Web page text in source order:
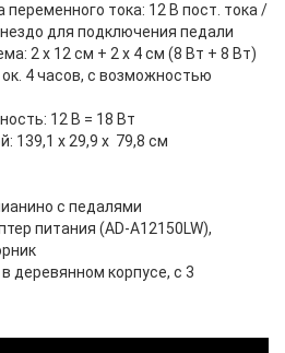
тока: 12 В пост. тока /
для подключения педали
2 х 12 см + 2 х 4 см (8 Вт + 8 Вт)
4 часов, с возможностью
12 В = 18 Вт
139,1 х 29,9 х 79,8 см
с педалями
питания (AD-A12150LW),
деревянном корпусе, с 3